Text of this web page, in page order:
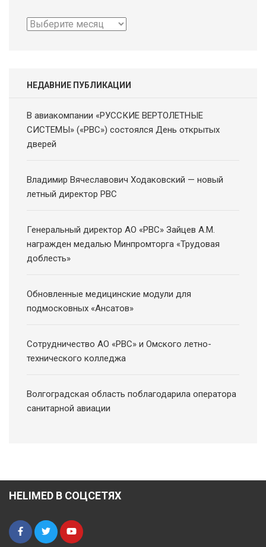
Архив
НЕДАВНИЕ ПУБЛИКАЦИИ
В авиакомпании «РУССКИЕ ВЕРТОЛЕТНЫЕ
СИСТЕМЫ» («РВС») состоялся День открытых
дверей
Владимир Вячеславович Ходаковский — новый
летный директор РВС
Генеральный директор АО «РВС» Зайцев А.М.
награжден медалью Минпромторга «Трудовая
доблесть»
Обновленные медицинские модули для
подмосковных «Ансатов»
Сотрудничество АО «РВС» и Омского летно-
технического колледжа
Волгоградская область поблагодарила оператора
санитарной авиации
HELIMED В СОЦСЕТЯХ